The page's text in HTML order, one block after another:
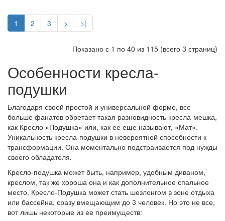
1 2 3 > >|
Показано с 1 по 40 из 115 (всего 3 страниц)
Особенности кресла-
подушки
Благодаря своей простой и универсальной форме, все
больше фанатов обретает такая разновидность кресла-мешка,
как Кресло «Подушка» или, как ее еще называют, «Мат».
Уникальность кресла-подушки в невероятной способности к
трансформации. Она моментально подстраивается под нужды
своего обладателя.
Кресло-подушка может быть, например, удобным диваном,
креслом, так же хороша она и как дополнительное спальное
место. Кресло-Подушка может стать шезлонгом в зоне отдыха
или бассейна, сразу вмещающим до 3 человек. Но это не все,
вот лишь некоторые из ее преимуществ: